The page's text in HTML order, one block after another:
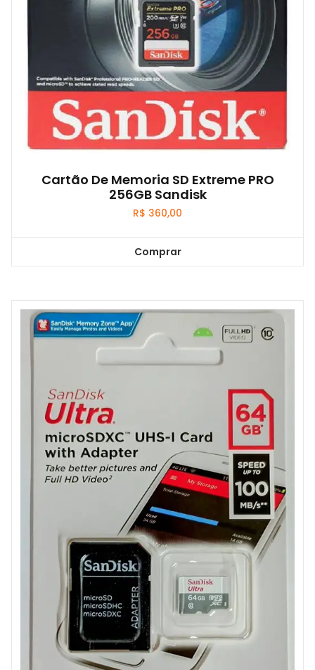
Cartão De Memoria SD Extreme PRO
256GB Sandisk
R$ 360,00
Comprar